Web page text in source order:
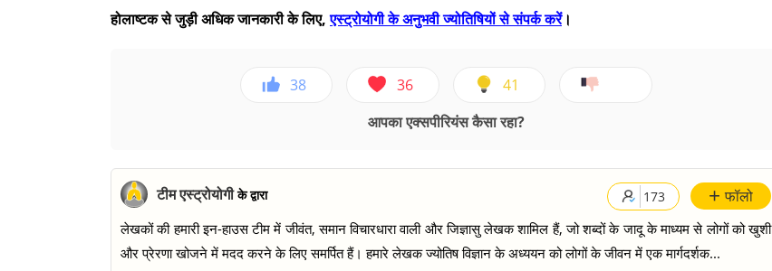
होलाष्टक से जुड़ी अधिक जानकारी के लिए,एस्ट्रोयोगी के अनुभवी ज्योतिषियों से संपर्क करें।
38 36
41
आपका एक्सपीरियंस कैसा रहा?
+ फॉलो
173
टीम एस्ट्रोयोगीके द्वारा
लेखकों की हमारी इन-हाउस टीम में जीवंत, समान विचारधारा वाली और जिज्ञासु लेखक शामिल हैं, जो शब्दों के जादू के माध्यम से लोगों को खुशी
और प्रेरणा खोजने में मदद करने के लिए समर्पित हैं। हमारे लेखक ज्योतिष विज्ञान के अध्ययन को लोगों के जीवन में एक मार्गदर्शक...